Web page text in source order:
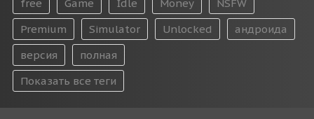
free Game Idle Money
NSFW
Premium
Simulator Unlocked
андроида
версия
полная
Показать все теги